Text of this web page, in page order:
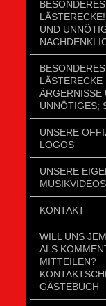
UND
LÄSTERECKE
ÄRGERNISSE
UNNÖTIGES;
UNSERE
LOGOS
UNSERE
MUSIKVIDEOS
KONTAKT
WILL UNS
ALS
MITTEILEN?
GÄSTEBUCH